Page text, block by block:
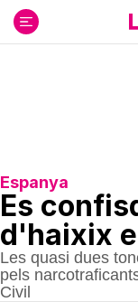
contenido
Espanya
Es
d'haixix
Les quasi dues
pels
Civil